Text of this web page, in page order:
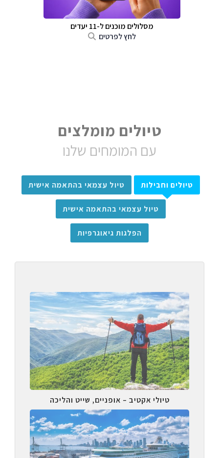
מסלולים מוכנים ל-11 יעדים
לחץ לפרטים
טיולים מומלצים
עם המומחים שלנו
טיולים וחבילות טיול עצמאי בהתאמה אישית
טיול עצמאי בהתאמה אישית
הפלגות גיאוגרפיות
טיולי אקטיב – אופניים, שייט והליכה